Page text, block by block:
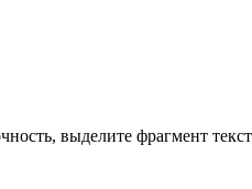
выделите фрагмент